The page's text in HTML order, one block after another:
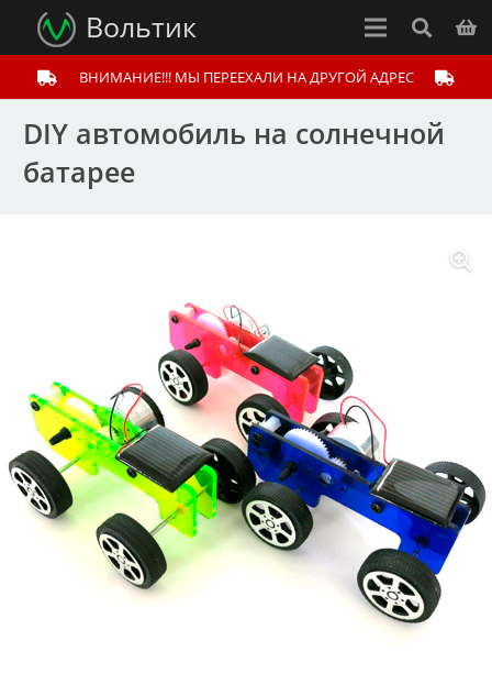
Вольтик
ВНИМАНИЕ!!! МЫ ПЕРЕЕХАЛИ НА ДРУГОЙ АДРЕС
DIY автомобиль на солнечной
батарее